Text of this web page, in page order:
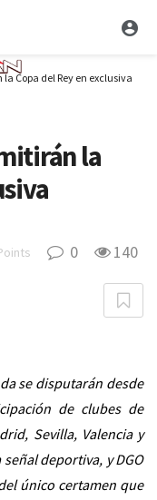
Copa del Rey en exclusiva
la
0 140
se disputarán desde
de clubes de
Sevilla, Valencia y
señal deportiva, y DGO
único certamen que